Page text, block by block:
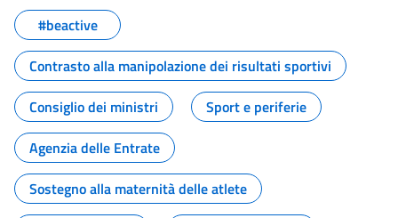
#beactive
Contrasto alla manipolazione dei risultati sportivi
Consiglio dei ministri
Sport e periferie
Agenzia delle Entrate
Sostegno alla maternità delle atlete